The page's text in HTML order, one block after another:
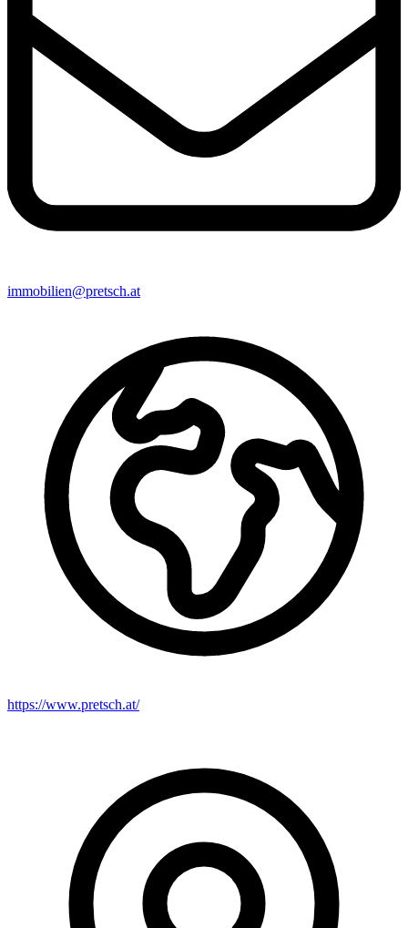
immobilien@pretsch.at
https://www.pretsch.at/